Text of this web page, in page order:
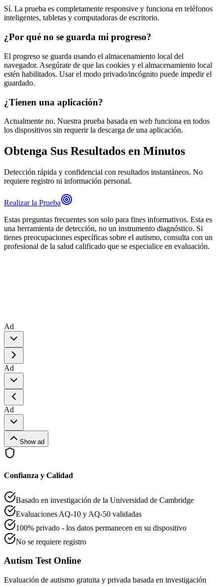
Sí. La prueba es completamente responsive y funciona en teléfonos
inteligentes, tabletas y computadoras de escritorio.
¿Por qué no se guarda mi progreso?
El progreso se guarda usando el almacenamiento local del
navegador. Asegúrate de que las cookies y el almacenamiento local
estén habilitados. Usar el modo privado/incógnito puede impedir el
guardado.
¿Tienen una aplicación?
Actualmente no. Nuestra prueba basada en web funciona en todos
los dispositivos sin requerir la descarga de una aplicación.
Obtenga Sus Resultados en Minutos
Detección rápida y confidencial con resultados instantáneos. No
requiere registro ni información personal.
Realizar la Prueba
Estas preguntas frecuentes son solo para fines informativos. Esta es
una herramienta de detección, no un instrumento diagnóstico. Si
tienes preocupaciones específicas sobre el autismo, consulta con un
profesional de la salud calificado que se especialice en evaluación.
Ad
Ad
Ad
Show ad
Confianza y Calidad
Basado en investigación de la Universidad de Cambridge
Evaluaciones AQ-10 y AQ-50 validadas
100% privado - los datos permanecen en su dispositivo
No se requiere registro
Autism Test Online
Evaluación de autismo gratuita y privada basada en investigación